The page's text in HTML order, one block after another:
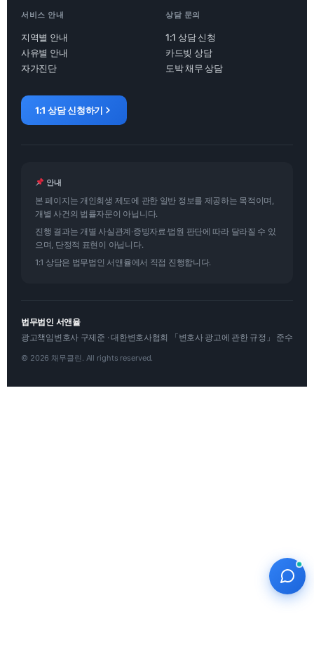
서비스 안내
지역별 안내
사유별 안내
자가진단
상담 문의
1:1 상담 신청
카드빚 상담
도박 채무 상담
1:1 상담 신청하기
안내
본 페이지는 개인회생 제도에 관한 일반 정보를 제공하는 목적이며,
개별 사건의 법률자문이 아닙니다.
진행 결과는 개별 사실관계·증빙자료·법원 판단에 따라 달라질 수 있
으며, 단정적 표현이 아닙니다.
1:1 상담은 법무법인 서앤율에서 직접 진행합니다.
법무법인 서앤율
광고책임변호사 구제준 · 대한변호사협회 「변호사 광고에 관한 규정」 준수
© 2026 채무클린. All rights reserved.